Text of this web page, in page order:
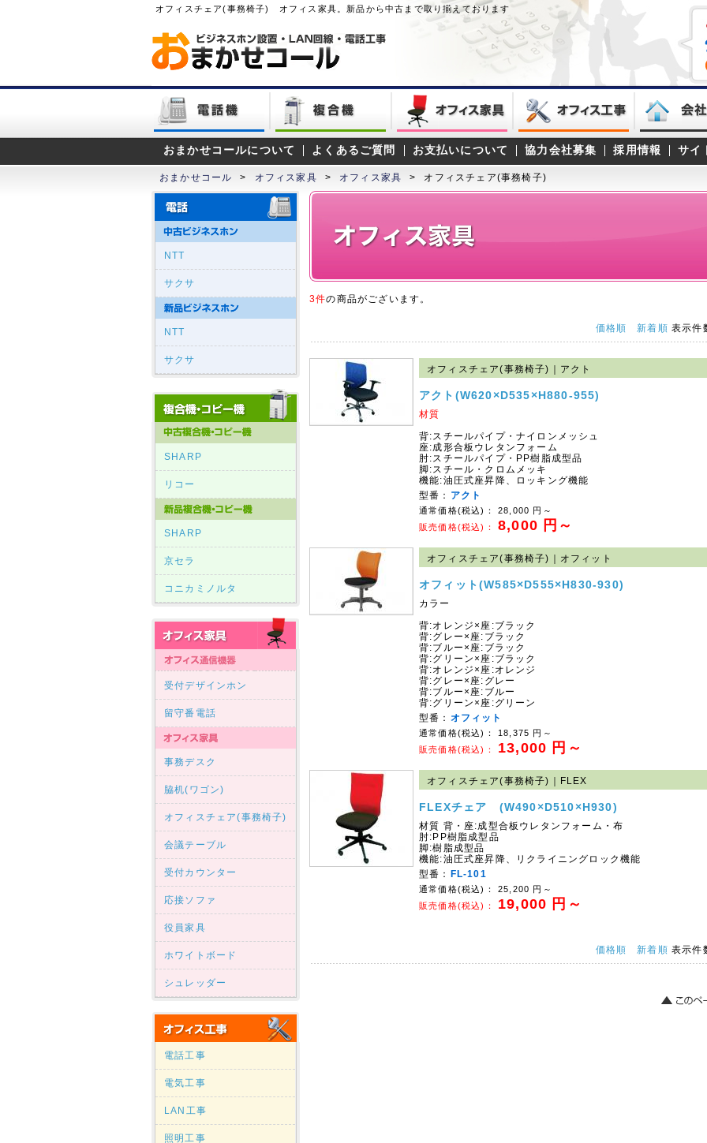
オフィスチェア(事務椅子) オフィス家具。新品から中古まで取り揃えております
おまかせコールについて よくあるご質問 お支払いについて 協力会社募集 採用情報 サイ
おまかせコール > オフィス家具 > オフィス家具 > オフィスチェア(事務椅子)
NTT
サクサ
NTT
サクサ
SHARP
リコー
SHARP
京セラ
コニカミノルタ
受付デザインホン
留守番電話
事務デスク
脇机(ワゴン)
オフィスチェア(事務椅子)
会議テーブル
受付カウンター
応接ソファ
役員家具
ホワイトボード
シュレッダー
電話工事
電気工事
LAN工事
照明工事
3件の商品がございます。
価格順 新着順 表示件
オフィスチェア(事務椅子)｜アクト
アクト(W620×D535×H880-955)
材質
背:スチールパイプ・ナイロンメッシュ
座:成形合板ウレタンフォーム
肘:スチールパイプ・PP樹脂成型品
脚:スチール・クロムメッキ
機能:油圧式座昇降、ロッキング機能
型番： アクト
通常価格(税込)： 28,000 円～
販売価格(税込)：
8,000 円～
オフィスチェア(事務椅子)｜オフィット
オフィット(W585×D555×H830-930)
カラー
背:オレンジ×座:ブラック
背:グレー×座:ブラック
背:ブルー×座:ブラック
背:グリーン×座:ブラック
背:オレンジ×座:オレンジ
背:グレー×座:グレー
背:ブルー×座:ブルー
背:グリーン×座:グリーン
型番： オフィット
通常価格(税込)： 18,375 円～
販売価格(税込)：
13,000 円～
オフィスチェア(事務椅子)｜FLEX
FLEXチェア (W490×D510×H930)
材質 背・座:成型合板ウレタンフォーム・布
肘:PP樹脂成型品
脚:樹脂成型品
機能:油圧式座昇降、リクライニングロック機能
型番：
FL-101
通常価格(税込)： 25,200 円～
販売価格(税込)：
19,000 円～
価格順 新着順 表示件